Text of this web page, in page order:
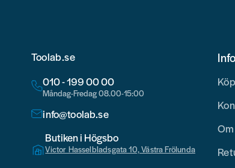
Toolab.se
010 - 199 00 00
Måndag-Fredag 08.00-15:00
info@toolab.se
Butiken i Högsbo
Victor Hasselbladsgata 10, Västra Frölunda